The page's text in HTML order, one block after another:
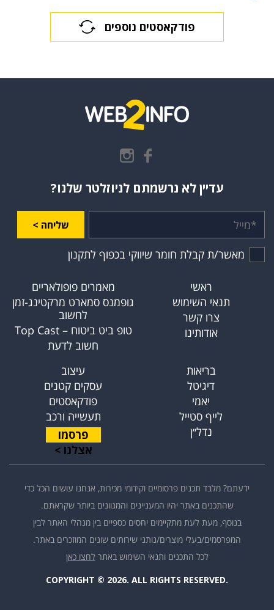
פודקאסטים נוספים
עדיין לא נרשמתם לניוזלטר שלנו?
שליחה >
מאשר/ת קבלת חומר שיווקי בכפוף לתקנון
ראשי
תנאי השימוש
צרו קשר
אודותינו
מאמרים פופולאריים
גופמנס סמארט מרקטינג-זמן
לחשוב
טופ ביט ביטוח – Top Cast
חשוב לדעת
בריאות
דיגיטל
יאמי
לייף סטייל
נדל״ן
עיצוב
עסקים קטנים
פודקאסטים
תעשייה ורכב
פרסמו
אצלנו >
ידעתם? מלבד תכנים פרסומיים וקידומי מכירות, אנחנו עושים הכל כדי
שהתכנים באתר יהיו המעניינים והמגוונים ביותר שקראתם.
בנוסף, מעת לעת מתקיימים יחסים כספיים בין מנהלי האתר לבין
המפרסמים/בעלי מוצרים/נותני שירותים שונים המוזכרים באתר.
לכל התכנים ותנאי השימוש באתרלחצו כאן
COPYRIGHT © 2026. ALL RIGHTS RESERVED.